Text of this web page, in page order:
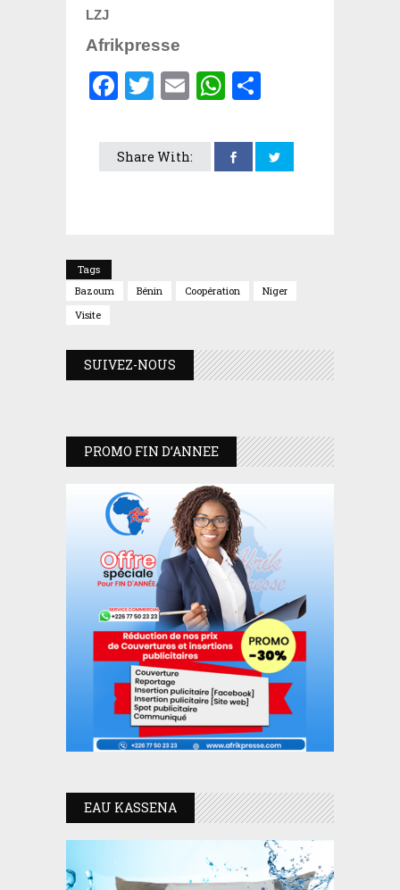
LZJ
Afrikpresse
Facebook
Twitter
EmailWhatsApp
Share With:
Tags
Bazoum
Bénin Coopération
Niger
Visite
SUIVEZ-NOUS
PROMO FIN D’ANNEE
EAU KASSENA